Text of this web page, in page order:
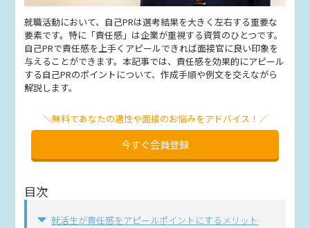
就職活動において、自己PRは選考結果を大きく左右する重要な
要素です。特に「責任感」は企業が重視する資質のひとつです。
自己PRで責任感を上手くアピールできれば面接官に良い印象を
与えることができます。本記事では、責任感を効果的にアピール
する自己PRのポイントについて、作成手順や例文を交えながら
解説します。
＼無料であなたの適性や面接のお悩みをアドバイス！／
今すぐ会員登録
目次
就活生が責任感をアピールポイントにするメリット